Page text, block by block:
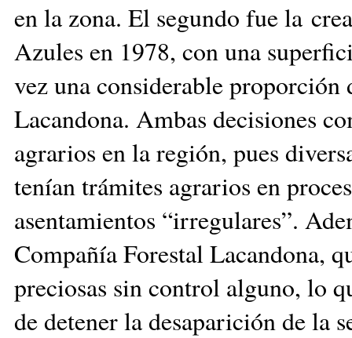
en la zona. El segundo fue la
Azules en 1978, con una
vez una considerable
Lacandona. Ambas decisiones
agrarios en la región, pues
tenían trámites agrarios en
asentamientos “irregulares”.
Compañía Forestal Lacandona,
preciosas sin control alguno, lo
de detener la desaparición de la